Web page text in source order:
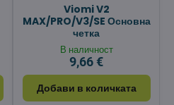
Viomi V2
MAX/PRO/V3/SE Основна
четка
В наличност
9,66 €
Добави в количката